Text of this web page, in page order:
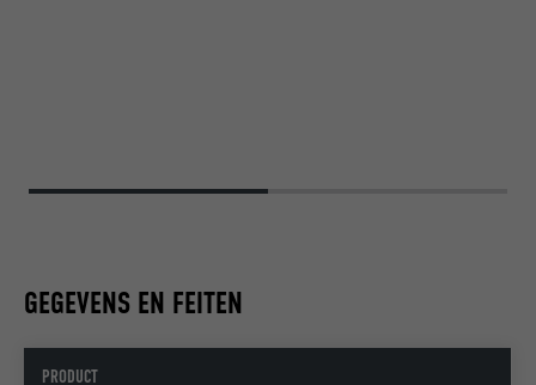
GEGEVENS EN FEITEN
PRODUCT